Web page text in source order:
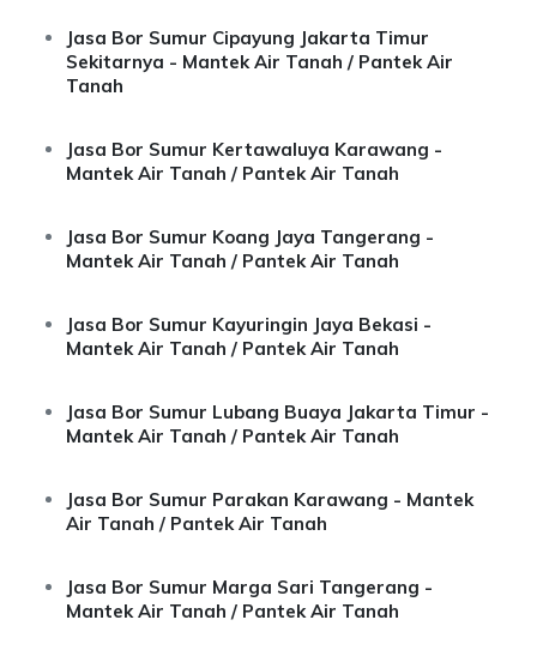
Jasa Bor Sumur Cipayung Jakarta Timur
Sekitarnya - Mantek Air Tanah / Pantek Air
Tanah
Jasa Bor Sumur Kertawaluya Karawang -
Mantek Air Tanah / Pantek Air Tanah
Jasa Bor Sumur Koang Jaya Tangerang -
Mantek Air Tanah / Pantek Air Tanah
Jasa Bor Sumur Kayuringin Jaya Bekasi -
Mantek Air Tanah / Pantek Air Tanah
Jasa Bor Sumur Lubang Buaya Jakarta Timur -
Mantek Air Tanah / Pantek Air Tanah
Jasa Bor Sumur Parakan Karawang - Mantek
Air Tanah / Pantek Air Tanah
Jasa Bor Sumur Marga Sari Tangerang -
Mantek Air Tanah / Pantek Air Tanah